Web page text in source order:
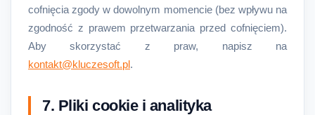
cofnięcia zgody w dowolnym momencie (bez wpływu na
zgodność z prawem przetwarzania przed cofnięciem).
Aby skorzystać z praw, napisz na
kontakt@kluczesoft.pl.
7. Pliki cookie i analityka